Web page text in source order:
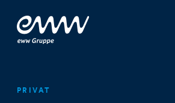
PRIVAT